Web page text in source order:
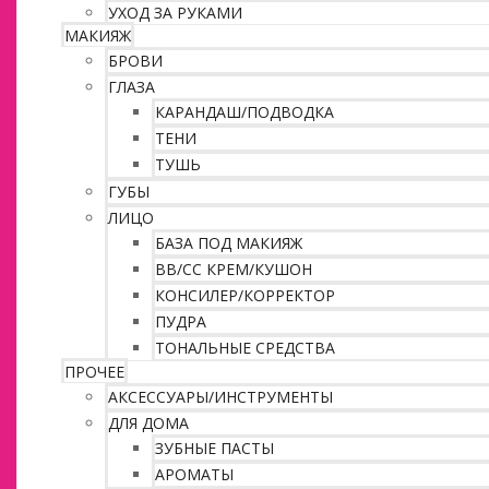
УХОД ЗА РУКАМИ
МАКИЯЖ
БРОВИ
ГЛАЗА
КАРАНДАШ/ПОДВОДКА
ТЕНИ
ТУШЬ
ГУБЫ
ЛИЦО
БАЗА ПОД МАКИЯЖ
ВВ/CC КРЕМ/КУШОН
КОНСИЛЕР/КОРРЕКТОР
ПУДРА
ТОНАЛЬНЫЕ СРЕДСТВА
ПРОЧЕЕ
АКСЕССУАРЫ/ИНСТРУМЕНТЫ
ДЛЯ ДОМА
ЗУБНЫЕ ПАСТЫ
АРОМАТЫ